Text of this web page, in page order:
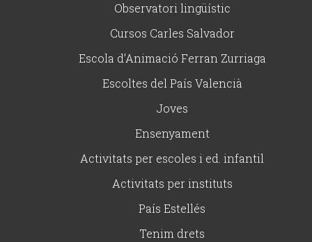
Observatori lingüístic
Cursos Carles Salvador
Escola d’Animació Ferran Zurriaga
Escoltes del País Valencià
Joves
Ensenyament
Activitats per escoles i ed. infantil
Activitats per instituts
País Estellés
Tenim drets